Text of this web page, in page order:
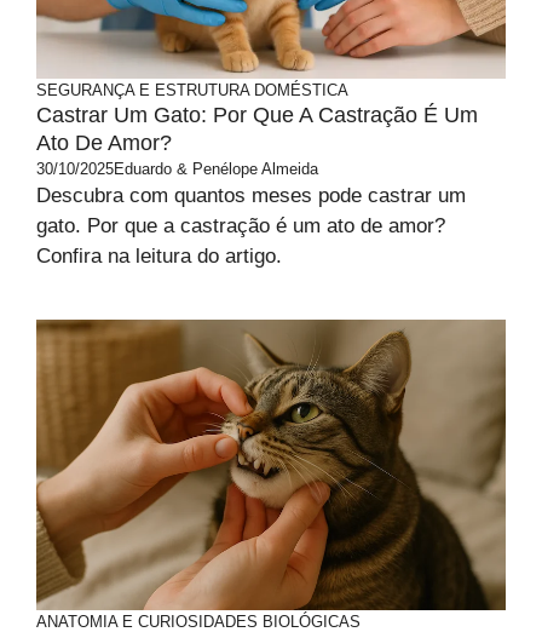
SEGURANÇA E ESTRUTURA DOMÉSTICA
Castrar Um Gato: Por Que A Castração É Um
Ato De Amor?
30/10/2025Eduardo & Penélope Almeida
Descubra com quantos meses pode castrar um
gato. Por que a castração é um ato de amor?
Confira na leitura do artigo.
ANATOMIA E CURIOSIDADES BIOLÓGICAS